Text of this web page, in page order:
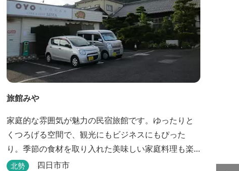
旅館みや
家庭的な雰囲気が魅力の民宿旅館です。ゆったりと
くつろげる空間で、観光にもビジネスにもぴった
り。季節の食材を取り入れた美味しい家庭料理も楽
しめます。
北勢 四日市市